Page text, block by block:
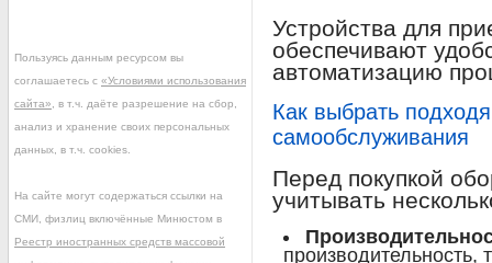
Устройства для
обеспечивают
автоматизацию
Как выбрать
самообслуживания
Перед покупкой
учитывать
производительность,
Пользуясь данным ресурсом вы
соглашаетесь с «Условиями использования
сайта» , в т.ч. даёте разрешение на сбор,
анализ и хранение своих персональных
данных, в т.ч. cookies.
На сайте могут содержаться ссылки на
СМИ, физлиц включённые Минюстом в
Реестр иностранных средств массовой